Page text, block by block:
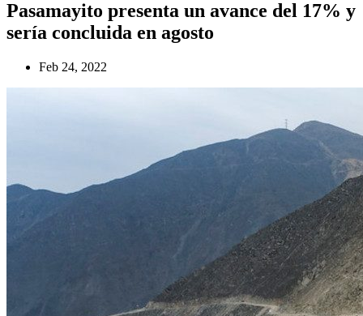
Pasamayito presenta un avance del 17% y
sería concluida en agosto
Feb 24, 2022